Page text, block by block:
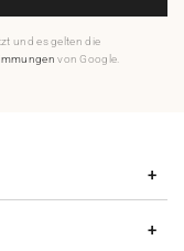
und es gelten die
von Google.